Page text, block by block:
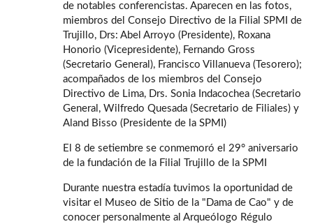
de notables conferencistas. Aparecen en las fotos,
miembros del Consejo Directivo de la Filial SPMI de
Trujillo, Drs: Abel Arroyo (Presidente), Roxana
Honorio (Vicepresidente), Fernando Gross
(Secretario General), Francisco Villanueva (Tesorero);
acompañados de los miembros del Consejo
Directivo de Lima, Drs. Sonia Indacochea (Secretario
General, Wilfredo Quesada (Secretario de Filiales) y
Aland Bisso (Presidente de la SPMI)
El 8 de setiembre se conmemoró el 29° aniversario
de la fundación de la Filial Trujillo de la SPMI
Durante nuestra estadía tuvimos la oportunidad de
visitar el Museo de Sitio de la "Dama de Cao" y de
conocer personalmente al Arqueólogo Régulo